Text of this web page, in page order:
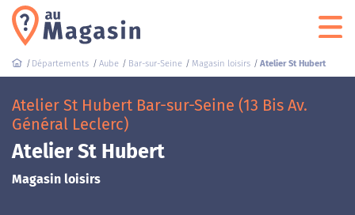
Départements Aube Bar-sur-Seine Magasin loisirs Atelier St Hubert
Atelier St Hubert Bar-sur-Seine (13 Bis Av.
Général Leclerc)
Atelier St Hubert
Magasin loisirs